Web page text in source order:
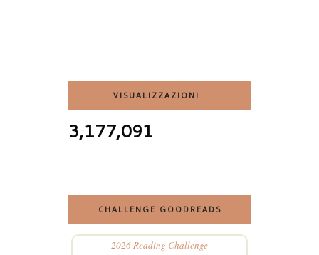
VISUALIZZAZIONI
3,177,091
CHALLENGE GOODREADS
2026 Reading Challenge